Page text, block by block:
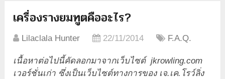
เครื่องรางยมทูตคืออะไร?
Lilaclala Hunter 22/11/2014 F.A.Q.
เนื้อหาต่อไปนี้คัดลอกมาจากเว็บไซต์ jkrowling.com
เวอร์ชั่นเก่า ซึ่งเป็นเว็บไซต์ทางการของ เจ.เค.โรว์ลิ่ง